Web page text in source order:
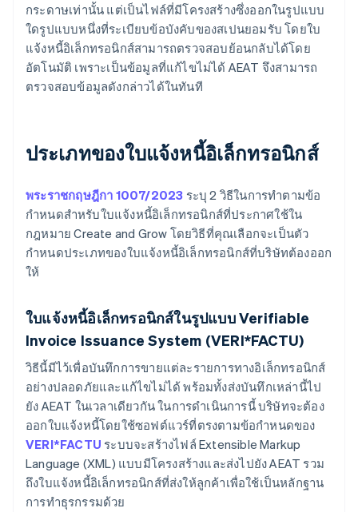
กระดาษเท่านั้น แต่เป็นไฟล์ที่มีโครงสร้างซึ่งออกในรูปแบบ
ใดรูปแบบหนึ่งที่ระเบียบข้อบังคับของสเปนยอมรับ โดยใบ
แจ้งหนี้อิเล็กทรอนิกส์สามารถตรวจสอบย้อนกลับได้โดย
อัตโนมัติ เพราะเป็นข้อมูลที่แก้ไขไม่ได้ AEAT จึงสามารถ
ตรวจสอบข้อมูลดังกล่าวได้ในทันที
ประเภทของใบแจ้งหนี้อิเล็กทรอนิกส์
พระราชกฤษฎีกา 1007/2023 ระบุ 2 วิธีในการทำตามข้อ
กำหนดสำหรับใบแจ้งหนี้อิเล็กทรอนิกส์ที่ประกาศใช้ใน
กฎหมาย Create and Grow โดยวิธีที่คุณเลือกจะเป็นตัว
กำหนดประเภทของใบแจ้งหนี้อิเล็กทรอนิกส์ที่บริษัทต้องออก
ให้
ใบแจ้งหนี้อิเล็กทรอนิกส์ในรูปแบบ Verifiable
Invoice Issuance System (VERI*FACTU)
วิธีนี้มีไว้เพื่อบันทึกการขายแต่ละรายการทางอิเล็กทรอนิกส์
อย่างปลอดภัยและแก้ไขไม่ได้ พร้อมทั้งส่งบันทึกเหล่านี้ไป
ยัง AEAT ในเวลาเดียวกัน ในการดำเนินการนี้ บริษัทจะต้อง
ออกใบแจ้งหนี้โดยใช้ซอฟต์แวร์ที่ตรงตามข้อกำหนดของ
VERI*FACTU ระบบจะสร้างไฟล์ Extensible Markup
Language (XML) แบบมีโครงสร้างและส่งไปยัง AEAT รวม
ถึงใบแจ้งหนี้อิเล็กทรอนิกส์ที่ส่งให้ลูกค้าเพื่อใช้เป็นหลักฐาน
การทำธุรกรรมด้วย